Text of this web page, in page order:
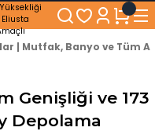
KARGO BEDAVA!
Genişliğe Sahip Dolaplar
ve Kolay Kullanım Konforu
satış sonrası destek
| Mutfak, Banyo ve Tüm
Genişliği ve 173
Depolama